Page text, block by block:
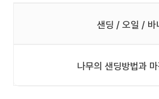
샌딩 / 오일 / 바
나무의 샌딩방법과